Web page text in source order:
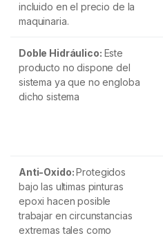
incluido en el precio de la
maquinaria.
Doble Hidráulico: Este
producto no dispone del
sistema ya que no engloba
dicho sistema
Anti-Oxido:Protegidos
bajo las ultimas pinturas
epoxi hacen posible
trabajar en circunstancias
extremas tales como